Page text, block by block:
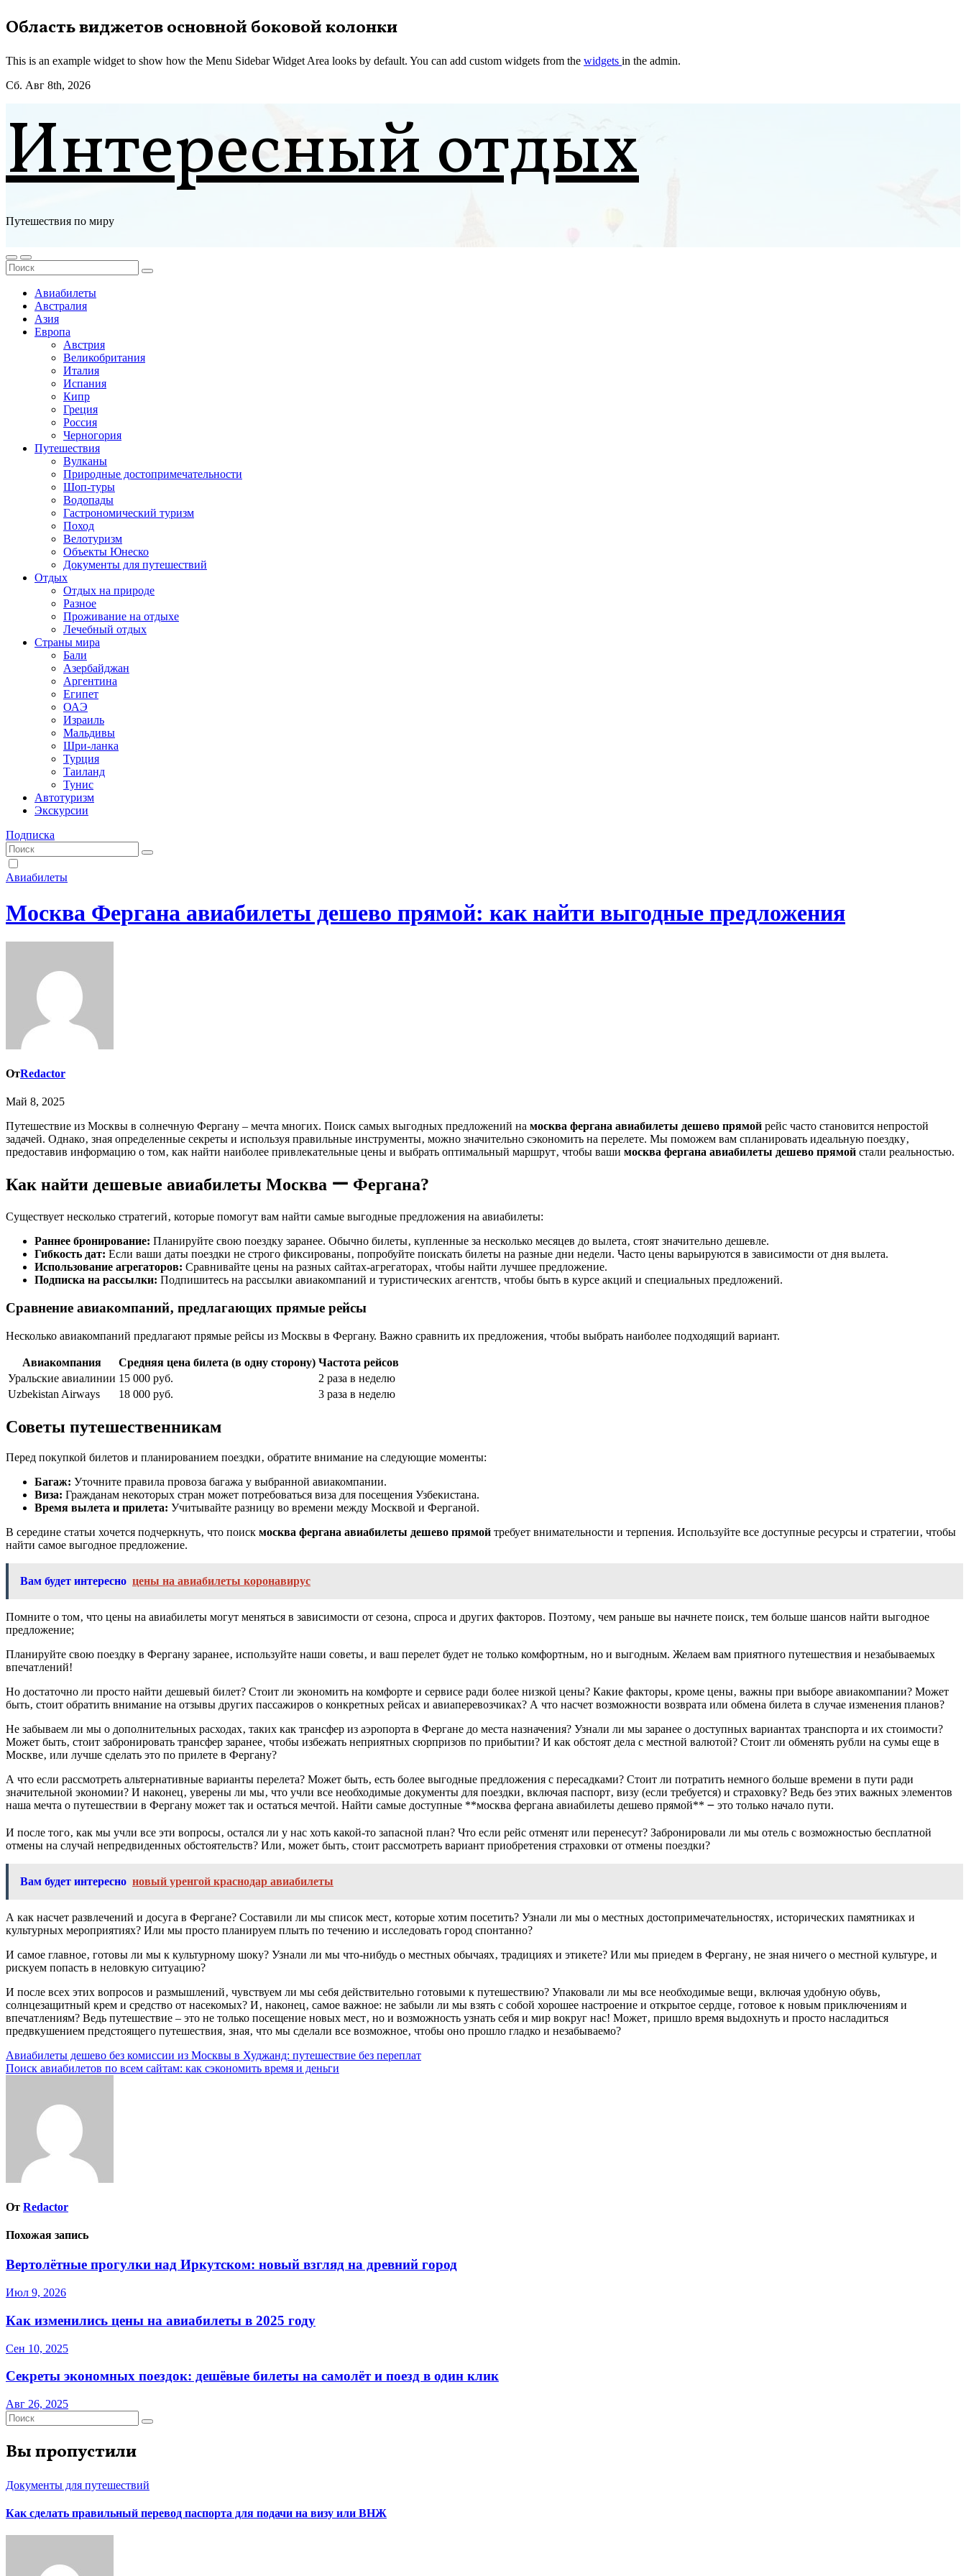
Перейти
к
Область виджетов основной боковой колонки
This is an example widget to show how the Menu Sidebar Widget Area looks by default. You can add custom widgets from the widgets in the admin.
Сб. Авг 8th, 2026
Интересный отдых
Путешествия по миру
Авиабилеты
Австралия
Азия
Европа
Австрия
Великобритания
Италия
Испания
Кипр
Греция
Россия
Черногория
Путешествия
Вулканы
Природные достопримечательности
Шоп-туры
Водопады
Гастрономический туризм
Поход
Велотуризм
Объекты Юнеско
Документы для путешествий
Отдых
Отдых на природе
Разное
Проживание на отдыхе
Лечебный отдых
Страны мира
Бали
Азербайджан
Аргентина
Египет
ОАЭ
Израиль
Мальдивы
Шри-ланка
Турция
Таиланд
Тунис
Автотуризм
Экскурсии
Подписка
Авиабилеты
Москва Фергана авиабилеты дешево прямой: как найти выгодные предложения
ОтRedactor
Май 8, 2025
Путешествие из Москвы в солнечную Фергану – мечта многих. Поиск самых выгодных предложений на москва фергана авиабилеты дешево прямой рейс часто становится непростой
задачей. Однако‚ зная определенные секреты и используя правильные инструменты‚ можно значительно сэкономить на перелете. Мы поможем вам спланировать идеальную поездку‚
предоставив информацию о том‚ как найти наиболее привлекательные цены и выбрать оптимальный маршрут‚ чтобы ваши москва фергана авиабилеты дешево прямой стали реальностью.
Как найти дешевые авиабилеты Москва ー Фергана?
Существует несколько стратегий‚ которые помогут вам найти самые выгодные предложения на авиабилеты:
Раннее бронирование: Планируйте свою поездку заранее. Обычно билеты‚ купленные за несколько месяцев до вылета‚ стоят значительно дешевле.
Гибкость дат: Если ваши даты поездки не строго фиксированы‚ попробуйте поискать билеты на разные дни недели. Часто цены варьируются в зависимости от дня вылета.
Использование агрегаторов: Сравнивайте цены на разных сайтах-агрегаторах‚ чтобы найти лучшее предложение.
Подписка на рассылки: Подпишитесь на рассылки авиакомпаний и туристических агентств‚ чтобы быть в курсе акций и специальных предложений.
Сравнение авиакомпаний‚ предлагающих прямые рейсы
Несколько авиакомпаний предлагают прямые рейсы из Москвы в Фергану. Важно сравнить их предложения‚ чтобы выбрать наиболее подходящий вариант.
Авиакомпания Средняя цена билета (в одну сторону) Частота рейсов
Уральские авиалинии 15 000 руб.
2 раза в неделю
Uzbekistan Airways
18 000 руб. 3 раза в неделю
Советы путешественникам
Перед покупкой билетов и планированием поездки‚ обратите внимание на следующие моменты:
Багаж: Уточните правила провоза багажа у выбранной авиакомпании.
Виза: Гражданам некоторых стран может потребоваться виза для посещения Узбекистана.
Время вылета и прилета: Учитывайте разницу во времени между Москвой и Ферганой.
В середине статьи хочется подчеркнуть‚ что поиск москва фергана авиабилеты дешево прямой требует внимательности и терпения. Используйте все доступные ресурсы и стратегии‚ чтобы
найти самое выгодное предложение.
Вам будет интересно цены на авиабилеты коронавирус
Помните о том‚ что цены на авиабилеты могут меняться в зависимости от сезона‚ спроса и других факторов. Поэтому‚ чем раньше вы начнете поиск‚ тем больше шансов найти выгодное
предложение;
Планируйте свою поездку в Фергану заранее‚ используйте наши советы‚ и ваш перелет будет не только комфортным‚ но и выгодным. Желаем вам приятного путешествия и незабываемых
впечатлений!
Но достаточно ли просто найти дешевый билет? Стоит ли экономить на комфорте и сервисе ради более низкой цены? Какие факторы‚ кроме цены‚ важны при выборе авиакомпании? Может
быть‚ стоит обратить внимание на отзывы других пассажиров о конкретных рейсах и авиаперевозчиках? А что насчет возможности возврата или обмена билета в случае изменения планов?
Не забываем ли мы о дополнительных расходах‚ таких как трансфер из аэропорта в Фергане до места назначения? Узнали ли мы заранее о доступных вариантах транспорта и их стоимости?
Может быть‚ стоит забронировать трансфер заранее‚ чтобы избежать неприятных сюрпризов по прибытии? И как обстоят дела с местной валютой? Стоит ли обменять рубли на сумы еще в
Москве‚ или лучше сделать это по прилете в Фергану?
А что если рассмотреть альтернативные варианты перелета? Может быть‚ есть более выгодные предложения с пересадками? Стоит ли потратить немного больше времени в пути ради
значительной экономии? И наконец‚ уверены ли мы‚ что учли все необходимые документы для поездки‚ включая паспорт‚ визу (если требуется) и страховку? Ведь без этих важных элементов
наша мечта о путешествии в Фергану может так и остаться мечтой. Найти самые доступные **москва фергана авиабилеты дешево прямой** ౼ это только начало пути.
И после того‚ как мы учли все эти вопросы‚ остался ли у нас хоть какой-то запасной план? Что если рейс отменят или перенесут? Забронировали ли мы отель с возможностью бесплатной
отмены на случай непредвиденных обстоятельств? Или‚ может быть‚ стоит рассмотреть вариант приобретения страховки от отмены поездки?
Вам будет интересно новый уренгой краснодар авиабилеты
А как насчет развлечений и досуга в Фергане? Составили ли мы список мест‚ которые хотим посетить? Узнали ли мы о местных достопримечательностях‚ исторических памятниках и
культурных мероприятиях? Или мы просто планируем плыть по течению и исследовать город спонтанно?
И самое главное‚ готовы ли мы к культурному шоку? Узнали ли мы что-нибудь о местных обычаях‚ традициях и этикете? Или мы приедем в Фергану‚ не зная ничего о местной культуре‚ и
рискуем попасть в неловкую ситуацию?
И после всех этих вопросов и размышлений‚ чувствуем ли мы себя действительно готовыми к путешествию? Упаковали ли мы все необходимые вещи‚ включая удобную обувь‚
солнцезащитный крем и средство от насекомых? И‚ наконец‚ самое важное: не забыли ли мы взять с собой хорошее настроение и открытое сердце‚ готовое к новым приключениям и
впечатлениям? Ведь путешествие – это не только посещение новых мест‚ но и возможность узнать себя и мир вокруг нас! Может‚ пришло время выдохнуть и просто насладиться
предвкушением предстоящего путешествия‚ зная‚ что мы сделали все возможное‚ чтобы оно прошло гладко и незабываемо?
Навигация
по
Авиабилеты дешево без комиссии из Москвы в Худжанд: путешествие без переплат
Поиск авиабилетов по всем сайтам: как сэкономить время и деньги
От Redactor
Похожая запись
Вертолётные прогулки над Иркутском: новый взгляд на древний город
Июл 9, 2026
Как изменились цены на авиабилеты в 2025 году
Сен 10, 2025
Секреты экономных поездок: дешёвые билеты на самолёт и поезд в один клик
Авг 26, 2025
Вы пропустили
Документы для путешествий
Как сделать правильный перевод паспорта для подачи на визу или ВНЖ